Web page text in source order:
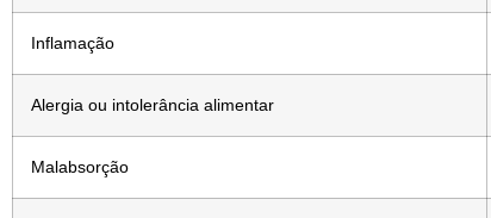
Inflamação
Alergia ou intolerância alimentar
Malabsorção